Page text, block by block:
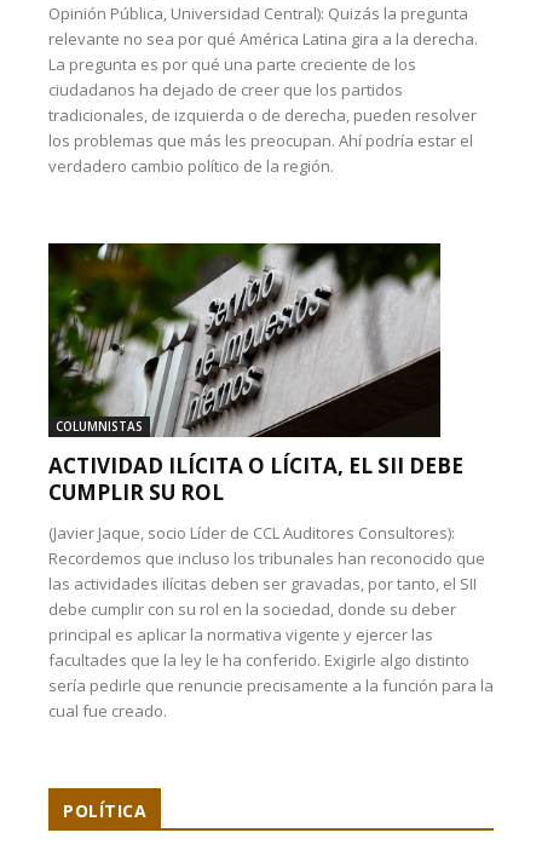
Opinión Pública, Universidad Central): Quizás la pregunta
relevante no sea por qué América Latina gira a la derecha.
La pregunta es por qué una parte creciente de los
ciudadanos ha dejado de creer que los partidos
tradicionales, de izquierda o de derecha, pueden resolver
los problemas que más les preocupan. Ahí podría estar el
verdadero cambio político de la región.
COLUMNISTAS
ACTIVIDAD ILÍCITA O LÍCITA, EL SII DEBE
CUMPLIR SU ROL
(Javier Jaque, socio Líder de CCL Auditores Consultores):
Recordemos que incluso los tribunales han reconocido que
las actividades ilícitas deben ser gravadas, por tanto, el SII
debe cumplir con su rol en la sociedad, donde su deber
principal es aplicar la normativa vigente y ejercer las
facultades que la ley le ha conferido. Exigirle algo distinto
sería pedirle que renuncie precisamente a la función para la
cual fue creado.
POLÍTICA